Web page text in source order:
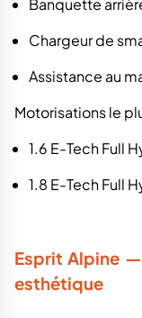
Banquette
Chargeur de
Assistance au
Motorisations le
1.6 E-Tech Full
1.8 E-Tech Full
Esprit Alpine
esthétique